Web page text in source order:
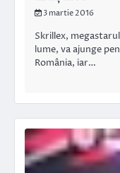
3 martie 2016
Skrillex,
lume, va ajunge
România, iar…